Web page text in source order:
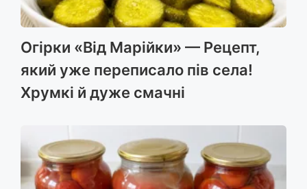
Огірки «Від Марійки» — Рецепт,
який уже переписало пів села!
Хрумкі й дуже смачні